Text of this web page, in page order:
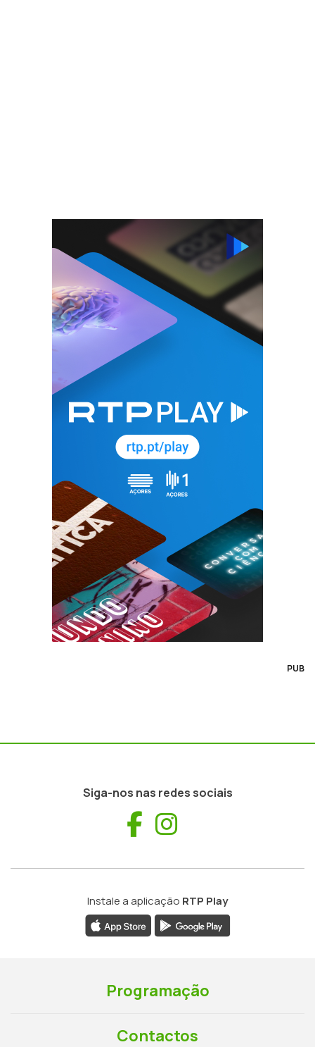
PUB
Siga-nos nas redes sociais
Facebook
Instale a aplicação RTP Play
Programação
Contactos